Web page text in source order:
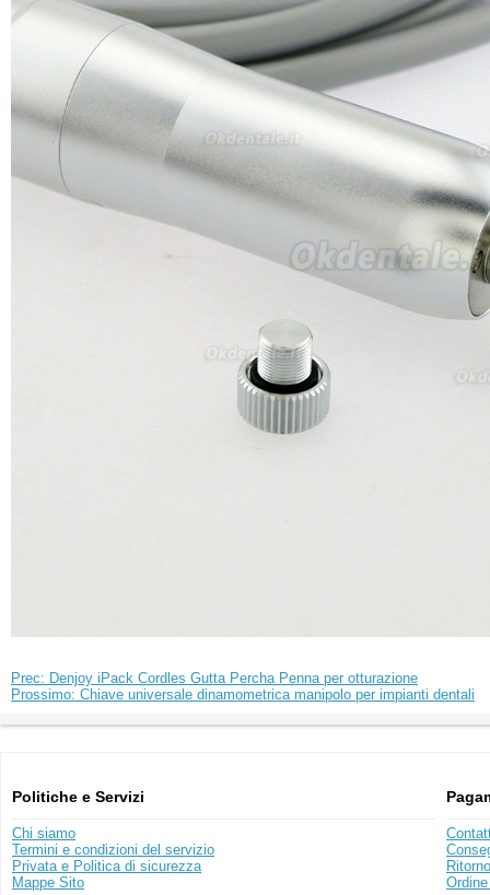
Prec: Denjoy iPack Cordles Gutta Percha Penna per otturazione
Prossimo: Chiave universale dinamometrica manipolo per impianti dentali
Politiche e Servizi
Chi siamo
Termini e condizioni del servizio
Privata e Politica di sicurezza
Mappe Sito